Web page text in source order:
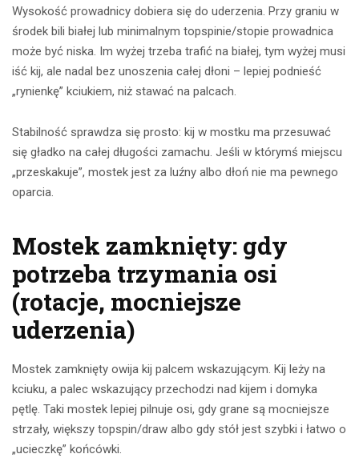
Wysokość prowadnicy dobiera się do uderzenia. Przy graniu w
środek bili białej lub minimalnym topspinie/stopie prowadnica
może być niska. Im wyżej trzeba trafić na białej, tym wyżej musi
iść kij, ale nadal bez unoszenia całej dłoni – lepiej podnieść
„rynienkę” kciukiem, niż stawać na palcach.
Stabilność sprawdza się prosto: kij w mostku ma przesuwać
się gładko na całej długości zamachu. Jeśli w którymś miejscu
„przeskakuje”, mostek jest za luźny albo dłoń nie ma pewnego
oparcia.
Mostek zamknięty: gdy
potrzeba trzymania osi
(rotacje, mocniejsze
uderzenia)
Mostek zamknięty owija kij palcem wskazującym. Kij leży na
kciuku, a palec wskazujący przechodzi nad kijem i domyka
pętlę. Taki mostek lepiej pilnuje osi, gdy grane są mocniejsze
strzały, większy topspin/draw albo gdy stół jest szybki i łatwo o
„ucieczkę” końcówki.